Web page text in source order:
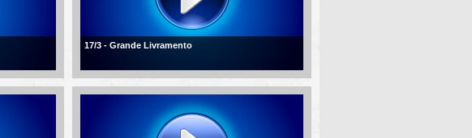
17/3 - Grande Livramento